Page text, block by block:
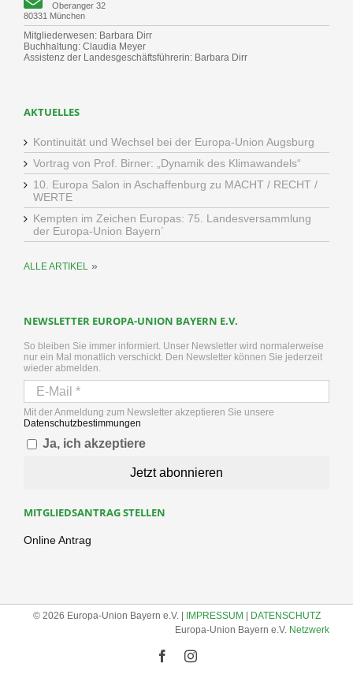
Oberanger 32
80331 München
Mitgliederwesen: Barbara Dirr
Buchhaltung: Claudia Meyer
Assistenz der Landesgeschäftsführerin: Barbara Dirr
AKTUELLES
Kontinuität und Wechsel bei der Europa-Union Augsburg
Vortrag von Prof. Birner: „Dynamik des Klimawandels“
10. Europa Salon in Aschaffenburg zu MACHT / RECHT /
WERTE
Kempten im Zeichen Europas: 75. Landesversammlung
der Europa-Union Bayern´
ALLE ARTIKEL »
NEWSLETTER EUROPA-UNION BAYERN E.V.
So bleiben Sie immer informiert. Unser Newsletter wird normalerweise
nur ein Mal monatlich verschickt. Den Newsletter können Sie jederzeit
wieder abmelden.
Mit der Anmeldung zum Newsletter akzeptieren Sie unsere
Datenschutzbestimmungen
Ja, ich akzeptiere
MITGLIEDSANTRAG STELLEN
Online Antrag
© 2026 Europa-Union Bayern e.V. | IMPRESSUM
DATENSCHUTZ
Europa-Union Bayern e.V. Netzwerk
FacebookInstagram